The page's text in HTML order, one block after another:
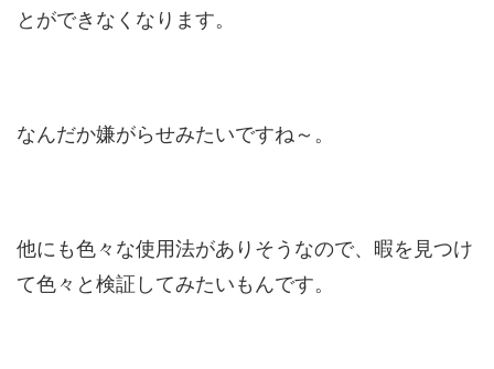
とができなくなります。
なんだか嫌がらせみたいですね～。
他にも色々な使用法がありそうなので、暇を見つけ
て色々と検証してみたいもんです。